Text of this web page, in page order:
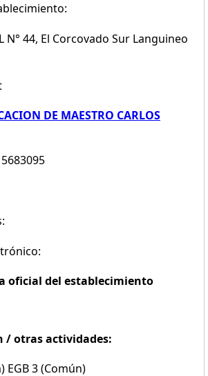
N° 44, El Corcovado Sur Languineo
DE MAESTRO CARLOS
oficial del establecimiento
/ otras actividades:
EGB 3 (Común)